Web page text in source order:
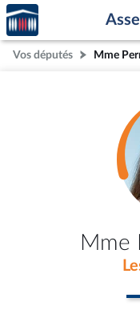
Aller au contenu
Aller en bas de la page
Accèder
à la
page
d'accueil
Vos députés
Mme